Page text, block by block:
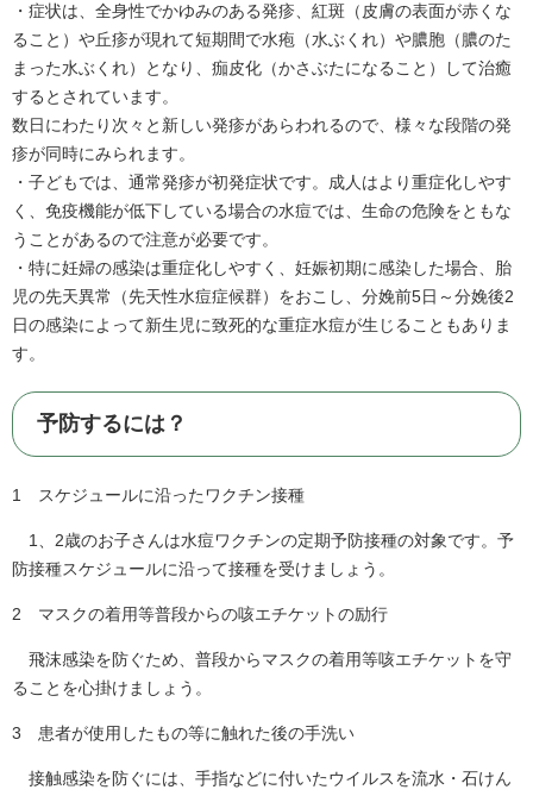
・症状は、全身性でかゆみのある発疹、紅斑（皮膚の表面が赤くな
ること）や丘疹が現れて短期間で水疱（水ぶくれ）や膿胞（膿のた
まった水ぶくれ）となり、痂皮化（かさぶたになること）して治癒
するとされています。
数日にわたり次々と新しい発疹があらわれるので、様々な段階の発
疹が同時にみられます。
・子どもでは、通常発疹が初発症状です。成人はより重症化しやす
く、免疫機能が低下している場合の水痘では、生命の危険をともな
うことがあるので注意が必要です。
・特に妊婦の感染は重症化しやすく、妊娠初期に感染した場合、胎
児の先天異常（先天性水痘症候群）をおこし、分娩前5日～分娩後2
日の感染によって新生児に致死的な重症水痘が生じることもありま
す。
予防するには？
1 スケジュールに沿ったワクチン接種
1、2歳のお子さんは水痘ワクチンの定期予防接種の対象です。予
防接種スケジュールに沿って接種を受けましょう。
2 マスクの着用等普段からの咳エチケットの励行
飛沫感染を防ぐため、普段からマスクの着用等咳エチケットを守
ることを心掛けましょう。
3 患者が使用したもの等に触れた後の手洗い
接触感染を防ぐには、手指などに付いたウイルスを流水・石けん